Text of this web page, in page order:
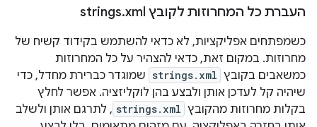
העברת כל המחרוזות לקובץ strings .xml
כשמפתחים אפליקציות, לא כדאי להשתמש בקידוד קשיח של
מחרוזות. במקום זאת, כדאי להצהיר על כל המחרוזות
כמשאבים בקובץ strings.xml שמוגדר כברירת מחדל, כדי
שיהיה קל לעדכן אותן ולבצע בהן לוקליזציה. אפשר לחלץ
בקלות מחרוזות מהקובץ strings.xml , לתרגם אותן ולשלב